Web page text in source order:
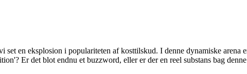
en eksplosion i populariteten af kosttilskud. I denne dynamiske arena
Er det blot endnu et buzzword, eller er der en reel substans bag